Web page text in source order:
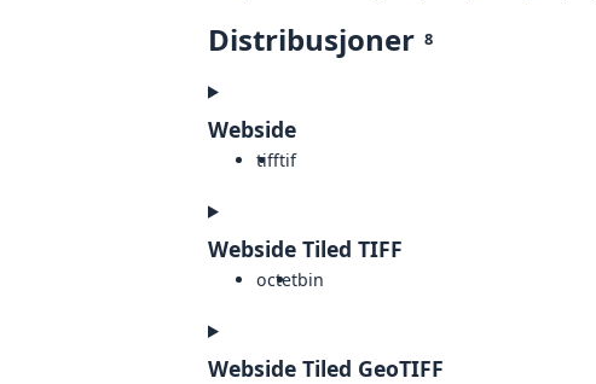
Distribusjoner 8
Webside
tifftif
Webside Tiled TIFF
octetbin
Webside Tiled GeoTIFF